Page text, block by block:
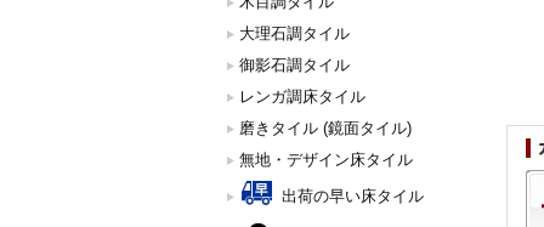
大理石調タイル
御影石調タイル
レンガ調床タイル
磨きタイル (鏡面タイル)
無地・デザイン床タイル
出荷の早い床タイル